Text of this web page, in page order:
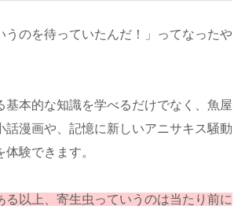
うのを待っていたんだ！」ってなったや
基本的な知識を学べるだけでなく、魚屋
話漫画や、記憶に新しいアニサキス騒動
験できます。
る以上、寄生虫っていうのは当たり前に